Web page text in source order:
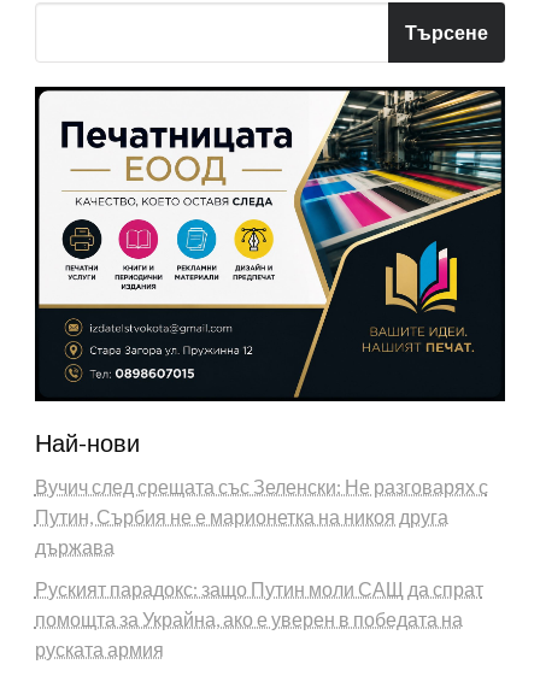
Търсене
Най-нови
Вучич след срещата със Зеленски: Не разговарях с
Путин, Сърбия не е марионетка на никоя друга
държава
Руският парадокс: защо Путин моли САЩ да спрат
помощта за Украйна, ако е уверен в победата на
руската армия